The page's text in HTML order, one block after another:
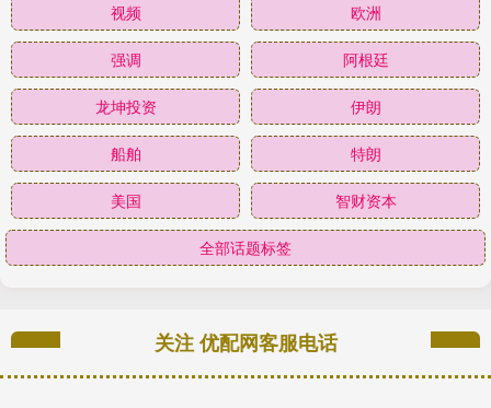
视频 欧洲
强调 阿根廷
龙坤投资 伊朗
船舶 特朗
美国 智财资本
全部话题标签
关注 优配网客服电话